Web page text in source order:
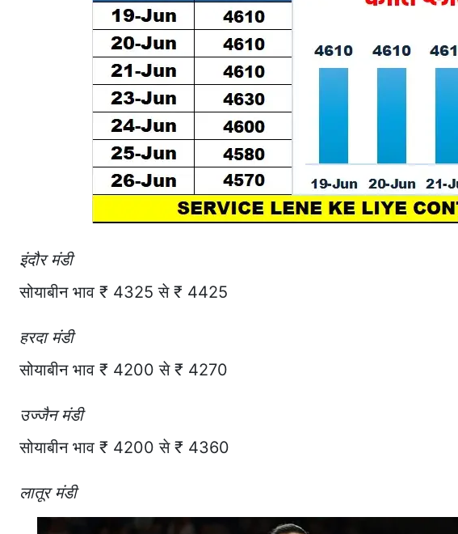
इंदौर मंडी
सोयाबीन भाव ₹ 4325 से ₹ 4425
हरदा मंडी
सोयाबीन भाव ₹ 4200 से ₹ 4270
उज्जैन मंडी
सोयाबीन भाव ₹ 4200 से ₹ 4360
लातूर मंडी